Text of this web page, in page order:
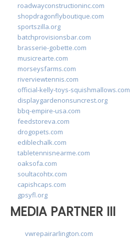
roadwayconstructioninc.com
shopdragonflyboutique.com
sportszilla.org
batchprovisionsbar.com
brasserie-gobette.com
musicrearte.com
morseysfarms.com
riverviewtennis.com
official-kelly-toys-squishmallows.com
displaygardenonsuncrest.org
bbq-empire-usa.com
feedstoreva.com
drogopets.com
ediblechalk.com
tabletennisnearme.com
oaksofa.com
soultacohtx.com
capishcaps.com
gpsyfl.org
MEDIA PARTNER III
vwrepairarlington.com